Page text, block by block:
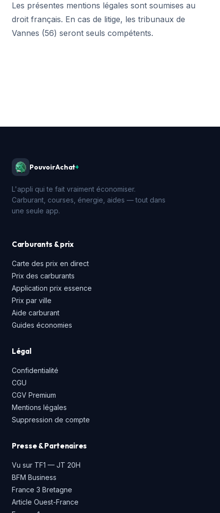
Les présentes mentions légales sont soumises au
droit français. En cas de litige, les tribunaux de
Vannes (56) seront seuls compétents.
PouvoirAchat+
L'appli qui te fait vraiment économiser.
Carburant, courses, énergie, aides — tout dans
une seule app.
Carburants & prix
Carte des prix en direct
Prix des carburants
Application prix essence
Prix par ville
Aide carburant
Guides économies
Légal
Confidentialité
CGU
CGV Premium
Mentions légales
Suppression de compte
Presse & Partenaires
Vu sur TF1 — JT 20H
BFM Business
France 3 Bretagne
Article Ouest-France